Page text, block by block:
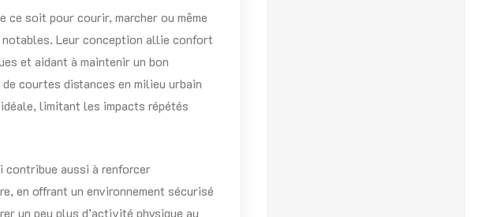
soit pour courir, marcher ou même
Leur conception allie confort
et aidant à maintenir un bon
courtes distances en milieu urbain
limitant les impacts répétés
contribue aussi à renforcer
en offrant un environnement sécurisé
un peu plus d’activité physique au